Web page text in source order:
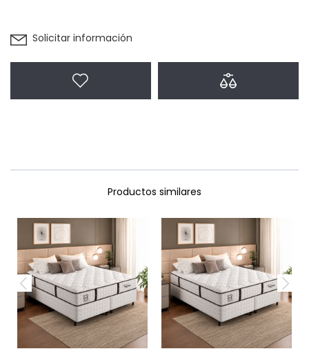
Solicitar información
Productos similares